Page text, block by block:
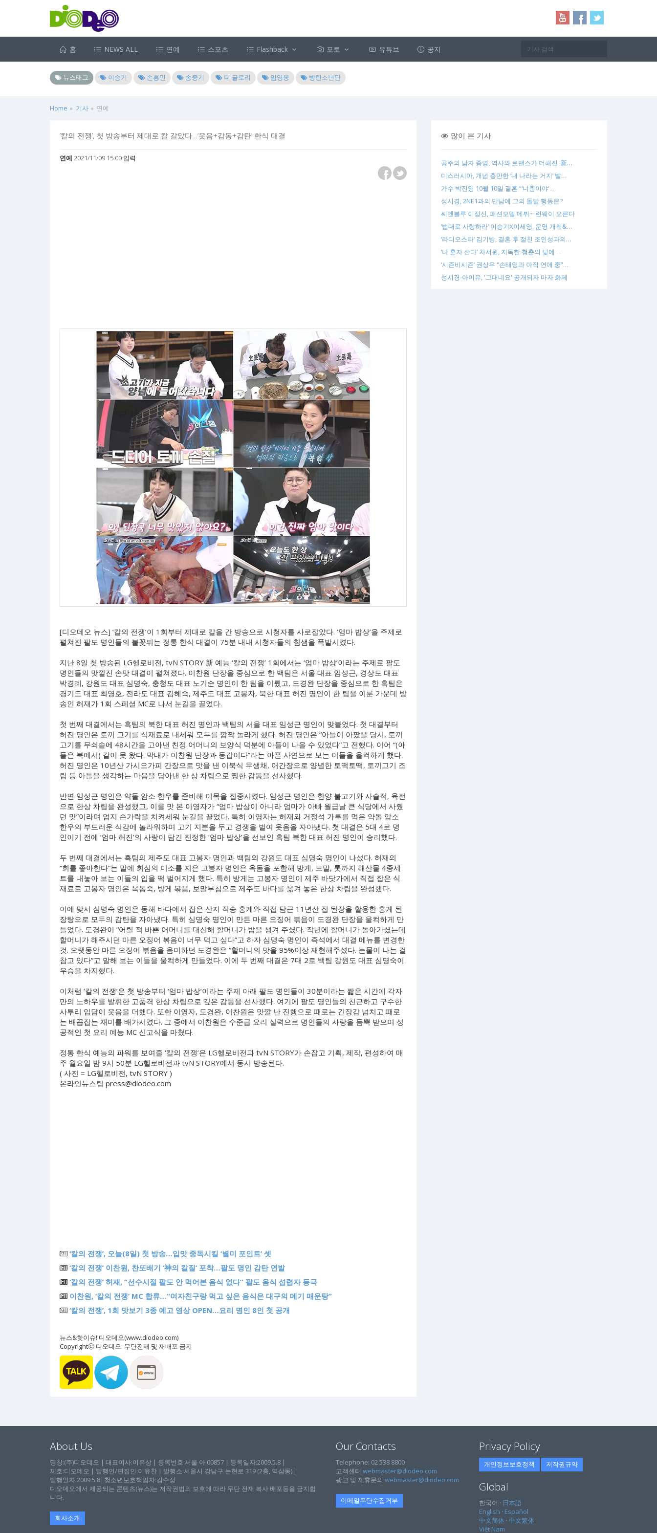
홈 NEWS ALL 연예 스포츠 Flashback 포토 유튜브 공지
뉴스태그 이승기 손흥민 송중기 더 글로리 임영웅 방탄소년단
Home 기사 연예
‘칼의 전쟁’, 첫 방송부터 제대로 칼 갈았다…‘웃음+감동+감탄’ 한식 대결
연예 2021/11/09 15:00 입력
[디오데오 뉴스] ‘칼의 전쟁’이 1회부터 제대로 칼을 간 방송으로 시청자를 사로잡았다. ‘엄마 밥상’을 주제로
펼쳐진 팔도 명인들의 불꽃튀는 정통 한식 대결이 75분 내내 시청자들의 침샘을 폭발시켰다.
지난 8일 첫 방송된 LG헬로비전, tvN STORY 新 예능 ‘칼의 전쟁’ 1회에서는 ‘엄마 밥상’이라는 주제로 팔도
명인들의 맛깔진 손맛 대결이 펼쳐졌다. 이찬원 단장을 중심으로 한 백팀은 서울 대표 임성근, 경상도 대표
박경례, 강원도 대표 심명숙, 충청도 대표 노기순 명인이 한 팀을 이뤘고, 도경완 단장을 중심으로 한 흑팀은
경기도 대표 최영호, 전라도 대표 김혜숙, 제주도 대표 고봉자, 북한 대표 허진 명인이 한 팀을 이룬 가운데 방
송인 허재가 1회 스페셜 MC로 나서 눈길을 끌었다.
첫 번째 대결에서는 흑팀의 북한 대표 허진 명인과 백팀의 서울 대표 임성근 명인이 맞붙었다. 첫 대결부터
허진 명인은 토끼 고기를 식재료로 내세워 모두를 깜짝 놀라게 했다. 허진 명인은 “아들이 아팠을 당시, 토끼
고기를 무쇠솥에 48시간을 고아낸 친정 어머니의 보양식 덕분에 아들이 나을 수 있었다”고 전했다. 이어 “(아
들은 북에서) 같이 못 왔다. 막내가 이찬원 단장과 동갑이다”라는 아픈 사연으로 보는 이들을 울컥하게 했다.
허진 명인은 10년산 가시오가피 간장으로 맛을 낸 이북식 무생채, 어간장으로 양념한 토떡토떡, 토끼고기 조
림 등 아들을 생각하는 마음을 담아낸 한 상 차림으로 찡한 감동을 선사했다.
반면 임성근 명인은 약돌 암소 한우를 준비해 이목을 집중시켰다. 임성근 명인은 한양 불고기와 사슬적, 육전
으로 한상 차림을 완성했고, 이를 맛 본 이영자가 “엄마 밥상이 아니라 엄마가 아빠 월급날 큰 식당에서 사줬
던 맛”이라며 엄지 손가락을 치켜세워 눈길을 끌었다. 특히 이영자는 허재와 거정석 가루를 먹은 약돌 암소
한우의 부드러운 식감에 놀라워하며 고기 지분을 두고 경쟁을 벌여 웃음을 자아냈다. 첫 대결은 5대 4로 명
인이기 전에 ‘엄마 허진’의 사랑이 담긴 진정한 ‘엄마 밥상’을 선보인 흑팀 북한 대표 허진 명인이 승리했다.
두 번째 대결에서는 흑팀의 제주도 대표 고봉자 명인과 백팀의 강원도 대표 심명숙 명인이 나섰다. 허재의
“회를 좋아한다”는 말에 회심의 미소를 지은 고봉자 명인은 옥돔을 포함해 방게, 보말, 톳까지 해산물 4종세
트를 내놓아 보는 이들의 입을 떡 벌어지게 했다. 특히 방게는 고봉자 명인이 제주 바닷가에서 직접 잡은 식
재료로 고봉자 명인은 옥돔죽, 방게 볶음, 보말부침으로 제주도 바다를 옮겨 놓은 한상 차림을 완성했다.
이에 맞서 심명숙 명인은 동해 바다에서 잡은 산지 직송 홍게와 직접 담근 11년산 집 된장을 활용한 홍게 된
장탕으로 모두의 감탄을 자아냈다. 특히 심명숙 명인이 만든 마른 오징어 볶음이 도경완 단장을 울컥하게 만
들었다. 도경완이 “어릴 적 바쁜 어머니를 대신해 할머니가 밥을 챙겨 주셨다. 작년에 할머니가 돌아가셨는데
할머니가 해주시던 마른 오징어 볶음이 너무 먹고 싶다”고 하자 심명숙 명인이 즉석에서 대결 메뉴를 변경한
것. 오랫동안 마른 오징어 볶음을 음미하던 도경완은 “할머니의 맛을 95%이상 재현해주셨다. 눈물이 나는 걸
참고 있다”고 말해 보는 이들을 울컥하게 만들었다. 이에 두 번째 대결은 7대 2로 백팀 강원도 대표 심명숙이
우승을 차지했다.
이처럼 ‘칼의 전쟁’은 첫 방송부터 ‘엄마 밥상’이라는 주제 아래 팔도 명인들이 30분이라는 짧은 시간에 각자
만의 노하우를 발휘한 고품격 한상 차림으로 깊은 감동을 선사했다. 여기에 팔도 명인들의 친근하고 구수한
사투리 입담이 웃음을 더했다. 또한 이영자, 도경완, 이찬원은 맛깔 난 진행으로 때로는 긴장감 넘치고 때로
는 배꼽잡는 재미를 배가시켰다. 그 중에서 이찬원은 수준급 요리 실력으로 명인들의 사랑을 듬뿍 받으며 성
공적인 첫 요리 예능 MC 신고식을 마쳤다.
정통 한식 예능의 파워를 보여줄 ‘칼의 전쟁’은 LG헬로비전과 tvN STORY가 손잡고 기획, 제작, 편성하여 매
주 월요일 밤 9시 50분 LG헬로비전과 tvN STORY에서 동시 방송된다.
( 사진 = LG헬로비전, tvN STORY )
온라인뉴스팀 press@diodeo.com
‘칼의 전쟁’, 오늘(8일) 첫 방송…입맛 중독시킬 ‘별미 포인트’ 셋
‘칼의 전쟁’ 이찬원, 찬또배기 ‘神의 칼질’ 포착…팔도 명인 감탄 연발
‘칼의 전쟁’ 허재, “선수시절 팔도 안 먹어본 음식 없다” 팔도 음식 섭렵자 등극
이찬원, ‘칼의 전쟁’ MC 합류…“여자친구랑 먹고 싶은 음식은 대구의 메기 매운탕”
‘칼의 전쟁’, 1회 맛보기 3종 예고 영상 OPEN…요리 명인 8인 첫 공개
뉴스&핫이슈! 디오데오(www.diodeo.com)
Copyrightⓒ 디오데오. 무단전재 및 재배포 금지
많이 본 기사
공주의 남자 종영, 역사와 로맨스가 더해진 '新…
미스러시아, 개념 충만한 ‘내 나라는 거지’ 발…
가수 박진영 10월 10일 결혼 “‘너뿐이야’ …
성시경, 2NE1과의 만남에 그의 돌발 행동은?
씨엔블루 이정신, 패션모델 데뷔··· 런웨이 오른다
‘법대로 사랑하라’ 이승기X이세영, 운명 개척&…
‘라디오스타’ 김기방, 결혼 후 절친 조인성과의…
‘나 혼자 산다’ 차서원, 지독한 청춘의 덫에 …
‘시즌비시즌’ 권상우 “손태영과 아직 연애 중”…
성시경-아이유, '그대네요' 공개되자 마자 화제
About Us
명칭:(주)디오데오 | 대표이사:이유상 | 등록번호:서울 아 00857 | 등록일자:2009.5.8 |
제호:디오데오 | 발행인/편집인:이유찬 | 발행소:서울시 강남구 논현로 319 (2층, 역삼동)│
발행일자:2009.5.8│청소년보호책임자:김수정
디오데오에서 제공되는 콘텐츠(뉴스)는 저작권법의 보호에 따라 무단 전재 복사 배포등을 금지합
니다.
회사소개
Our Contacts
Telephone: 02 538 8800
고객센터 webmaster@diodeo.com
광고 및 제휴문의 webmaster@diodeo.com
이메일무단수집거부
Privacy Policy
개인정보보호정책 저작권규약
Global
한국어 · 日本語
English · Español
中文简体 · 中文繁体
Việt Nam